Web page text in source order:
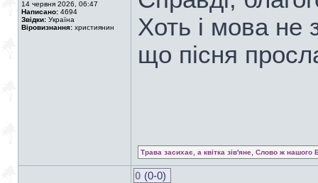
14 червня 2026, 06:47
Написано: 4694
Звідки: Україна
Віровизнання: християнин
Хоть і мова не
що пісня
Трава засихає, а квітка зів'яне, Слово ж нашого
0 (0-0)